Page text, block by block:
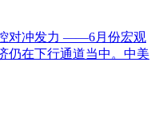
对冲发力 ——6月份宏观
仍在下行通道当中。中美